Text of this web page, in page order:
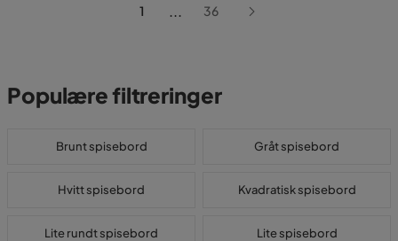
1 ... 36
Populære filtreringer
Brunt spisebord Gråt spisebord
Hvitt spisebord Kvadratisk spisebord
Lite rundt spisebord Lite spisebord